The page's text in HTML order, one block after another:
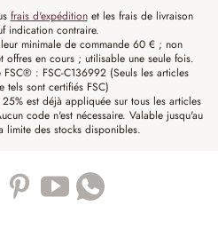
frais d'expéditionet les frais de livraison
indication contraire.
minimale de commande 60 € ; non
offres en cours ; utilisable une seule fois.
: FSC-C136992 (Seuls les articles
tels sont certifiés FSC)
est déjà appliquée sur tous les articles
code n'est nécessaire. Valable jusqu'au
des stocks disponibles.